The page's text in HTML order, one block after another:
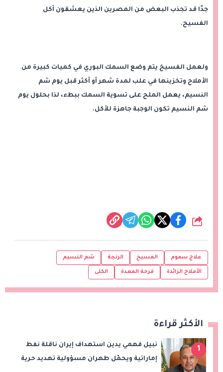
جدًا قد تجذب البعض من المصرين الذين يعشقون أكل
الفسيح.
ولعمل الفسيخ يتم وضع السمك البوري في كميات كبيرة من
الأملاح وتخزينها في علب لمدة شهر أو أكثر قبل يوم شم
النسيم، يعمل الملح على تسوية السمك ببطء، لذا بحلول يوم
شم النسيم تكون الوجبة جاهزة للأكل.
شارك
علاج سموم الفسيخ الرنجة شم النسيم
الأملاح الزائدة قرحة المعدة الكلى
الأكثر قراءة
1
نبيل فهمي يدين استهداف إيران ناقلة نفط
إماراتية ويحمّل طهران مسؤولية تهديد حرية